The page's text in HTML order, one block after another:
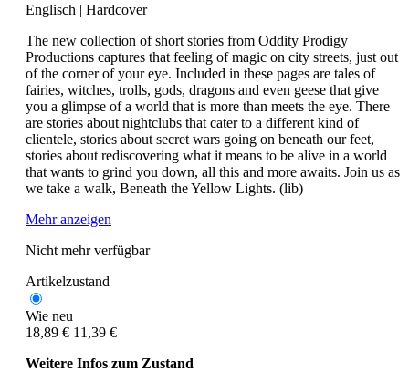
Englisch | Hardcover
The new collection of short stories from Oddity Prodigy
Productions captures that feeling of magic on city streets, just out
of the corner of your eye. Included in these pages are tales of
fairies, witches, trolls, gods, dragons and even geese that give
you a glimpse of a world that is more than meets the eye. There
are stories about nightclubs that cater to a different kind of
clientele, stories about secret wars going on beneath our feet,
stories about rediscovering what it means to be alive in a world
that wants to grind you down, all this and more awaits. Join us as
we take a walk, Beneath the Yellow Lights. (lib)
Mehr anzeigen
Nicht mehr verfügbar
Artikelzustand
Wie neu
18,89 € 11,39 €
Weitere Infos zum Zustand